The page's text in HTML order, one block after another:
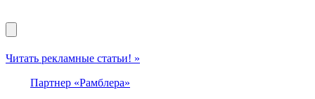
Читать рекламные статьи! »
Партнер «Рамблера»